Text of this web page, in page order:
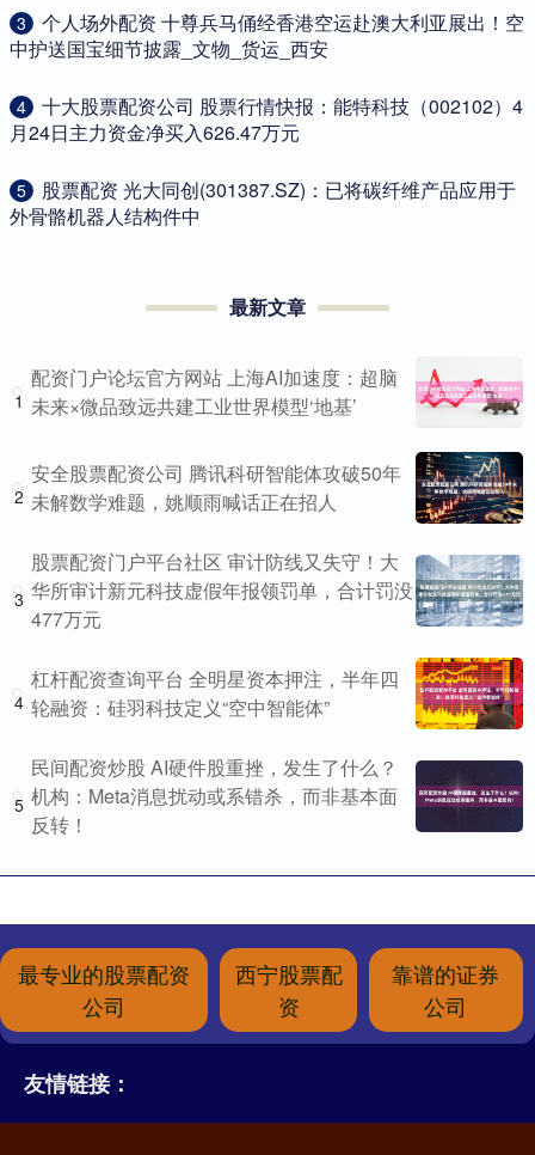
3
​个人场外配资 十尊兵马俑经香港空运赴澳大利亚展出！空
中护送国宝细节披露_文物_货运_西安
4
​十大股票配资公司 股票行情快报：能特科技（002102）4
月24日主力资金净买入626.47万元
5
​股票配资 光大同创(301387.SZ)：已将碳纤维产品应用于
外骨骼机器人结构件中
最新文章
1
配资门户论坛官方网站 上海AI加速度：超脑
未来×微品致远共建工业世界模型‘地基’
2
安全股票配资公司 腾讯科研智能体攻破50年
未解数学难题，姚顺雨喊话正在招人
3
股票配资门户平台社区 审计防线又失守！大
华所审计新元科技虚假年报领罚单，合计罚没
477万元
4
杠杆配资查询平台 全明星资本押注，半年四
轮融资：硅羽科技定义“空中智能体”
5
民间配资炒股 AI硬件股重挫，发生了什么？
机构：Meta消息扰动或系错杀，而非基本面
反转！
最专业的股票配资
公司
西宁股票配
资
靠谱的证券
公司
友情链接：